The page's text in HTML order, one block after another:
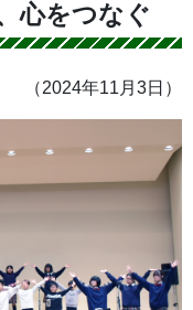
心をつなぐ
（2024年11月3日）